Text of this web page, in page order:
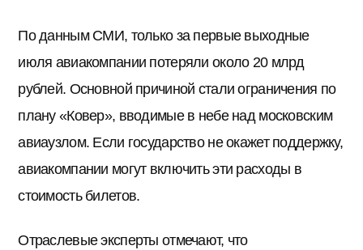
По данным СМИ, только за первые выходные
июля авиакомпании потеряли около 20 млрд
рублей. Основной причиной стали ограничения по
плану «Ковер», вводимые в небе над московским
авиаузлом. Если государство не окажет поддержку,
авиакомпании могут включить эти расходы в
стоимость билетов.
Отраслевые эксперты отмечают, что